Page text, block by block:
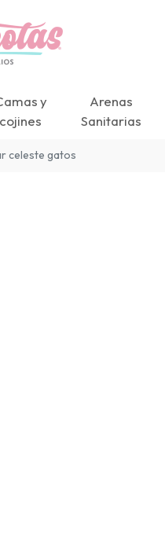
y
cojines
Arenas
Sanitarias
celeste gatos